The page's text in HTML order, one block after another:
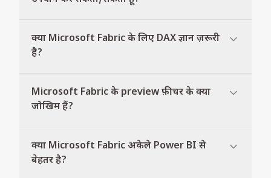
क्या Microsoft Fabric के लिए DAX ज्ञान ज़रूरी
है?
Microsoft Fabric के preview फ़ीचर के क्या
जोखिम हैं?
क्या Microsoft Fabric अकेले Power BI से
बेहतर है?